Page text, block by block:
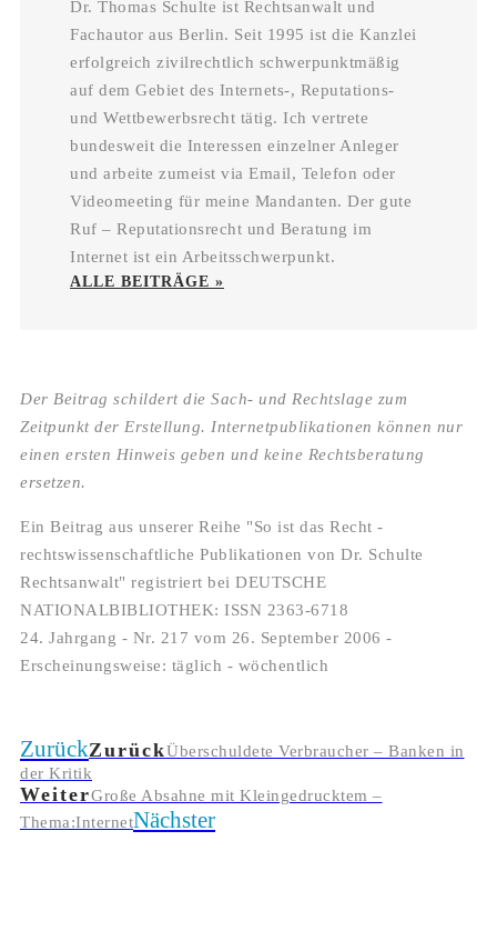
Dr. Thomas Schulte ist Rechtsanwalt und
Fachautor aus Berlin. Seit 1995 ist die Kanzlei
erfolgreich zivilrechtlich schwerpunktmäßig
auf dem Gebiet des Internets-, Reputations-
und Wettbewerbsrecht tätig. Ich vertrete
bundesweit die Interessen einzelner Anleger
und arbeite zumeist via Email, Telefon oder
Videomeeting für meine Mandanten. Der gute
Ruf – Reputationsrecht und Beratung im
Internet ist ein Arbeitsschwerpunkt.
ALLE BEITRÄGE »
Der Beitrag schildert die Sach- und Rechtslage zum
Zeitpunkt der Erstellung. Internetpublikationen können nur
einen ersten Hinweis geben und keine Rechtsberatung
ersetzen.
Ein Beitrag aus unserer Reihe "So ist das Recht -
rechtswissenschaftliche Publikationen von Dr. Schulte
Rechtsanwalt" registriert bei DEUTSCHE
NATIONALBIBLIOTHEK: ISSN 2363-6718
24. Jahrgang - Nr. 217 vom 26. September 2006 -
Erscheinungsweise: täglich - wöchentlich
ZurückZurückÜberschuldete Verbraucher – Banken in
der Kritik
WeiterGroße Absahne mit Kleingedrucktem –
Thema:InternetNächster